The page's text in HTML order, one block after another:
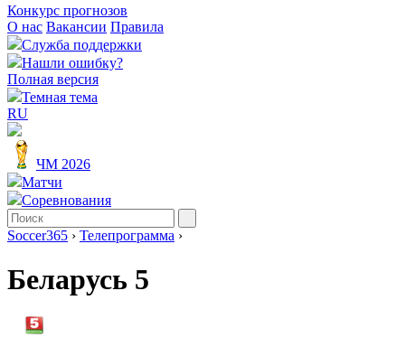
Конкурс прогнозов
О нас Вакансии Правила
Служба поддержки
Нашли ошибку?
Полная версия
Темная тема
RU
ЧМ 2026
Матчи
Соревнования
Soccer365 › Телепрограмма ›
Беларусь 5